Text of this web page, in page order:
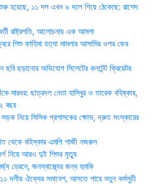
হয়েছে, ১১ দল এখন ৯ দলে গিয়ে ঠেকেছে: রাশেদ
রাষ্ট্রপতি, আলোচনায় এক আমলা
শিশু ফাহিমা হত্যা মামলার আসামির ওপর ফের
ছড়ানোর অভিযোগ সিলেটের কনটেন্ট ক্রিয়েটর
মারধর: ছাত্রদল নেতা হাসিবুর ও তারেক বহিষ্কার,
বছর
সড়ক নিয়ে সিসিক প্রশাসকের ক্ষোভ, দ্রুত সংস্কারের
থেকে বহিস্কার এমপি গাজী নজরুল
নিয়ে আরও দুই শিশুর মৃত্যু
ড্রেনে, জনস্বাস্থ্যের জন্য হুমকি
দলীয় ঐক্যের সমাবেশ, আসতে পারে নতুন কর্মসুচী